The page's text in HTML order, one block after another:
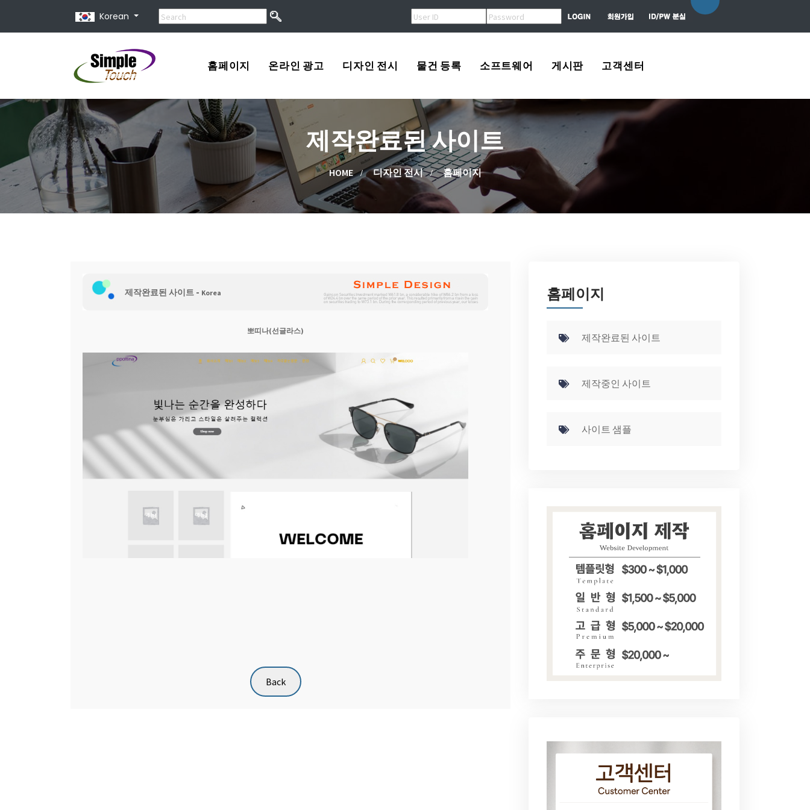
Korean
홈페이지
포트폴리오
견적서
홈페이지 제작
홈페이지 종류
웹 호스팅
온라인 광고
오버추어광고
키워드광고
검색엔진등록
배너광고
디자인 전시
프린트
광고
동영상
물건 등록
USA
Korea
China
Other
소프트웨어 게시판
자유게시판
질문 / 대답
News Center
고객센터
About Us
제작완료된 사이트
HOME 디자인 전시 홈페이지
제작완료된 사이트 - Korea
뽀띠나(선글라스)
홈페이지
제작완료된 사이트
제작중인 사이트
사이트 샘플